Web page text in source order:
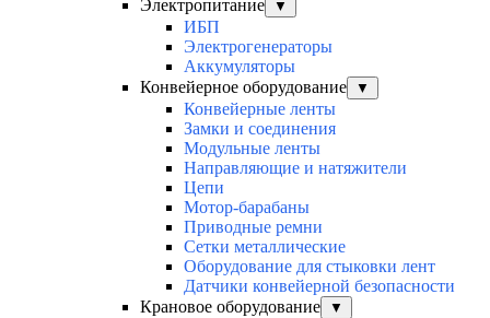
Электропитание
▼
ИБП
Электрогенераторы
Аккумуляторы
Конвейерное оборудование
▼
Конвейерные ленты
Замки и соединения
Модульные ленты
Направляющие и натяжители
Цепи
Мотор-барабаны
Приводные ремни
Сетки металлические
Оборудование для стыковки лент
Датчики конвейерной безопасности
Крановое оборудование
▼